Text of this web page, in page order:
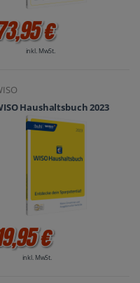
€
inkl. MwSt.
Haushaltsbuch 2023
€
inkl. MwSt.